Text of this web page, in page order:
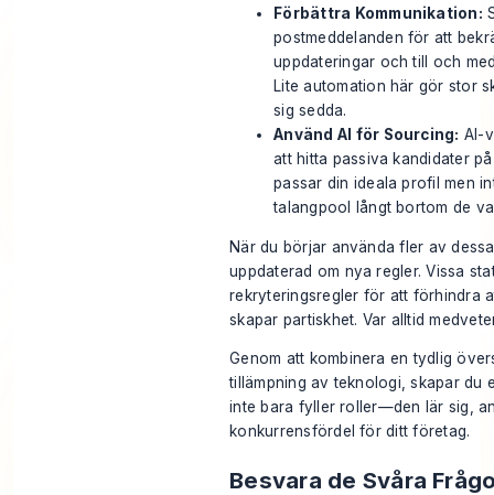
Förbättra Kommunikation:
postmeddelanden för att
uppdateringar och till och
Lite automation här gör stor
sig sedda.
Använd AI för Sourcing: AI-
att hitta passiva kandidater
passar din ideala profil men
talangpool långt bortom de
När du börjar använda fler av
uppdaterad om nya regler. Vissa
rekryteringsregler för att förhindra
skapar partiskhet. Var alltid
Genom att kombinera en tydlig
tillämpning av teknologi, skapar du
inte bara fyller roller—den lär sig,
konkurrensfördel för ditt företag.
Besvara de Svåra